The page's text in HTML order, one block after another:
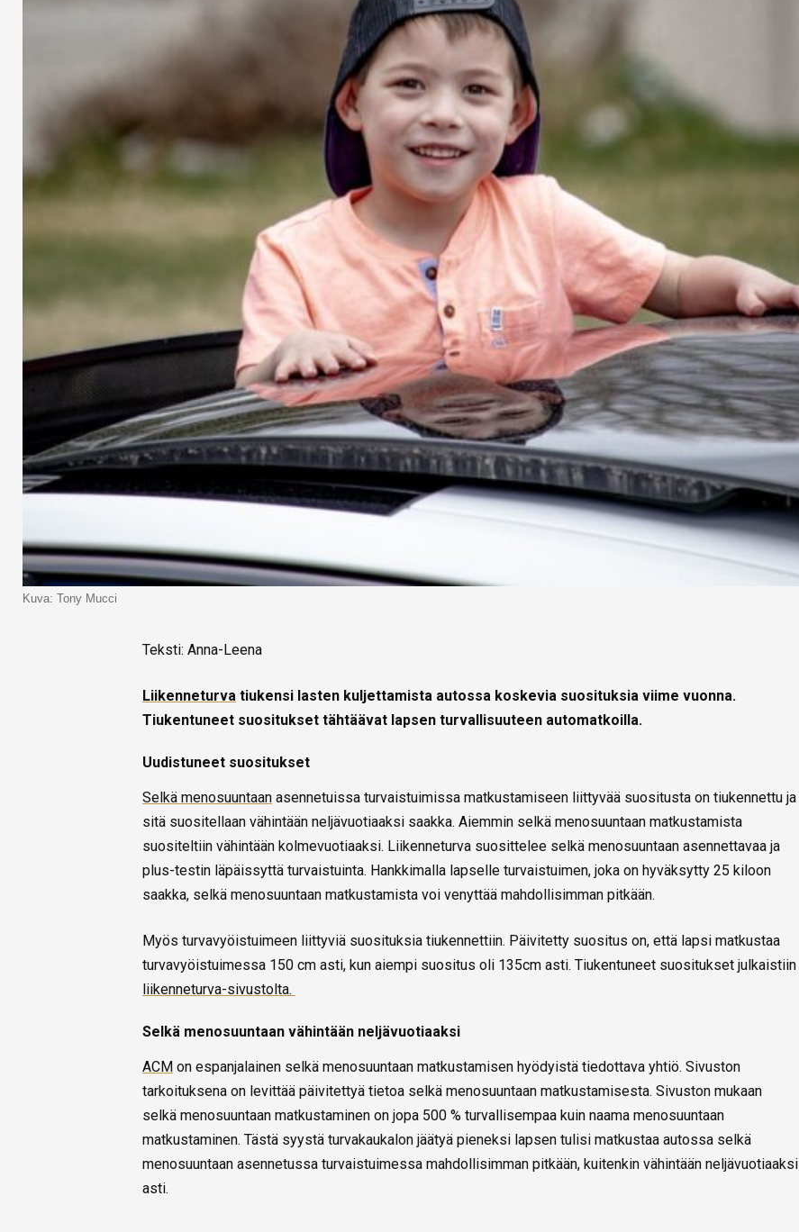
Kuva: Tony Mucci
Teksti: Anna-Leena
Liikenneturva tiukensi lasten kuljettamista autossa koskevia suosituksia viime vuonna.
Tiukentuneet suositukset tähtäävat lapsen turvallisuuteen automatkoilla.
Uudistuneet suositukset
Selkä menosuuntaan asennetuissa turvaistuimissa matkustamiseen liittyvää suositusta on tiukennettu ja
sitä suositellaan vähintään neljävuotiaaksi saakka. Aiemmin selkä menosuuntaan matkustamista
suositeltiin vähintään kolmevuotiaaksi. Liikenneturva suosittelee selkä menosuuntaan asennettavaa ja
plus-testin läpäissyttä turvaistuinta. Hankkimalla lapselle turvaistuimen, joka on hyväksytty 25 kiloon
saakka, selkä menosuuntaan matkustamista voi venyttää mahdollisimman pitkään.
Myös turvavyöistuimeen liittyviä suosituksia tiukennettiin. Päivitetty suositus on, että lapsi matkustaa
turvavyöistuimessa 150 cm asti, kun aiempi suositus oli 135cm asti. Tiukentuneet suositukset julkaistiin
liikenneturva-sivustolta.
Selkä menosuuntaan vähintään neljävuotiaaksi
ACM on espanjalainen selkä menosuuntaan matkustamisen hyödyistä tiedottava yhtiö. Sivuston
tarkoituksena on levittää päivitettyä tietoa selkä menosuuntaan matkustamisesta. Sivuston mukaan
selkä menosuuntaan matkustaminen on jopa 500 % turvallisempaa kuin naama menosuuntaan
matkustaminen. Tästä syystä turvakaukalon jäätyä pieneksi lapsen tulisi matkustaa autossa selkä
menosuuntaan asennetussa turvaistuimessa mahdollisimman pitkään, kuitenkin vähintään neljävuotiaaksi
asti.